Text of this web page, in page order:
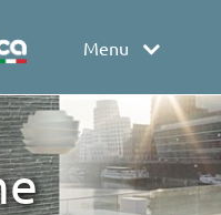
Menu